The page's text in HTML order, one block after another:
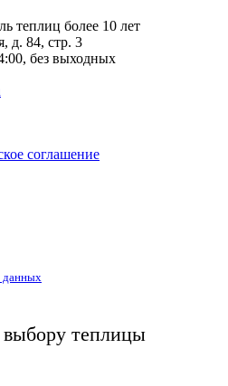
теплиц более 10 лет
д. 84, стр. 3
без выходных
соглашение
данных
выбору теплицы